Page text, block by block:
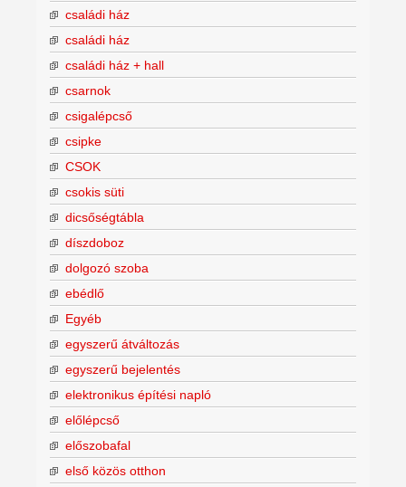
családi ház
családi ház
családi ház + hall
csarnok
csigalépcső
csipke
CSOK
csokis süti
dicsőségtábla
díszdoboz
dolgozó szoba
ebédlő
Egyéb
egyszerű átváltozás
egyszerű bejelentés
elektronikus építési napló
előlépcső
előszobafal
első közös otthon